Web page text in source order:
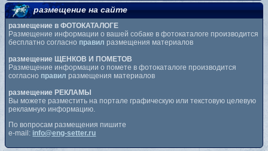
размещение на сайте
размещение в ФОТОКАТАЛОГЕ
Размещение информации о вашей собаке в фотокаталоге производится
бесплатно согласно правил размещения материалов
размещение ЩЕНКОВ И ПОМЕТОВ
Размещение информации о помете в фотокаталоге производится
согласно правил размещения материалов
размещение РЕКЛАМЫ
Вы можете разместить на портале графическую или текстовую целевую
рекламную информацию.
По вопросам размещения пишите
e-mail: info@eng-setter.ru